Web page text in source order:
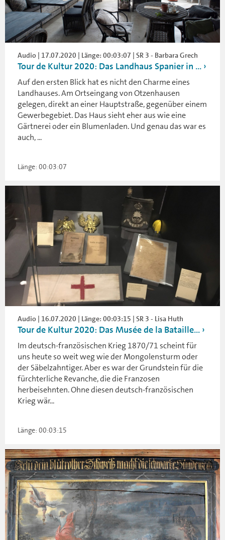
Audio | 17.07.2020 | Länge: 00:03:07 | SR 3 - Barbara Grech
Tour de Kultur 2020: Das Landhaus Spanier in ...
Auf den ersten Blick hat es nicht den Charme eines
Landhauses. Am Ortseingang von Otzenhausen
gelegen, direkt an einer Hauptstraße, gegenüber einem
Gewerbegebiet. Das Haus sieht eher aus wie eine
Gärtnerei oder ein Blumenladen. Und genau das war es
auch, ...
Länge: 00:03:07
Audio | 16.07.2020 | Länge: 00:03:15 | SR 3 - Lisa Huth
Tour de Kultur 2020: Das Musée de la Bataille...
Im deutsch-französischen Krieg 1870/71 scheint für
uns heute so weit weg wie der Mongolensturm oder
der Säbelzahntiger. Aber es war der Grundstein für die
fürchterliche Revanche, die die Franzosen
herbeisehnten. Ohne diesen deutsch-französischen
Krieg wär...
Länge: 00:03:15